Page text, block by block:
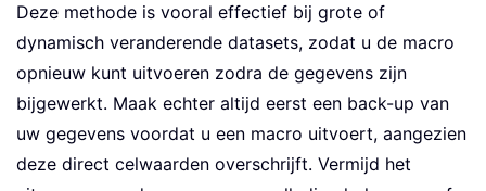
Deze methode is vooral effectief bij grote of
dynamisch veranderende datasets, zodat u de macro
opnieuw kunt uitvoeren zodra de gegevens zijn
bijgewerkt. Maak echter altijd eerst een back-up van
uw gegevens voordat u een macro uitvoert, aangezien
deze direct celwaarden overschrijft. Vermijd het